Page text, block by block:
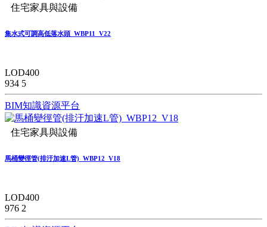
住宅家具與設備
集水式可調高低落水頭_WBP11_V22
LOD400
934 5
BIM知識資源平台
住宅家具與設備
馬桶變徑管(排汙加速L管)_WBP12_V18
LOD400
976 2